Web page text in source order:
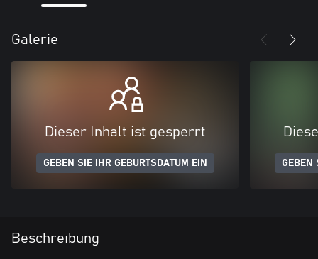
Galerie
Dieser Inhalt ist gesperrt
GEBEN SIE IHR GEBURTSDATUM EIN GEBEN
Beschreibung